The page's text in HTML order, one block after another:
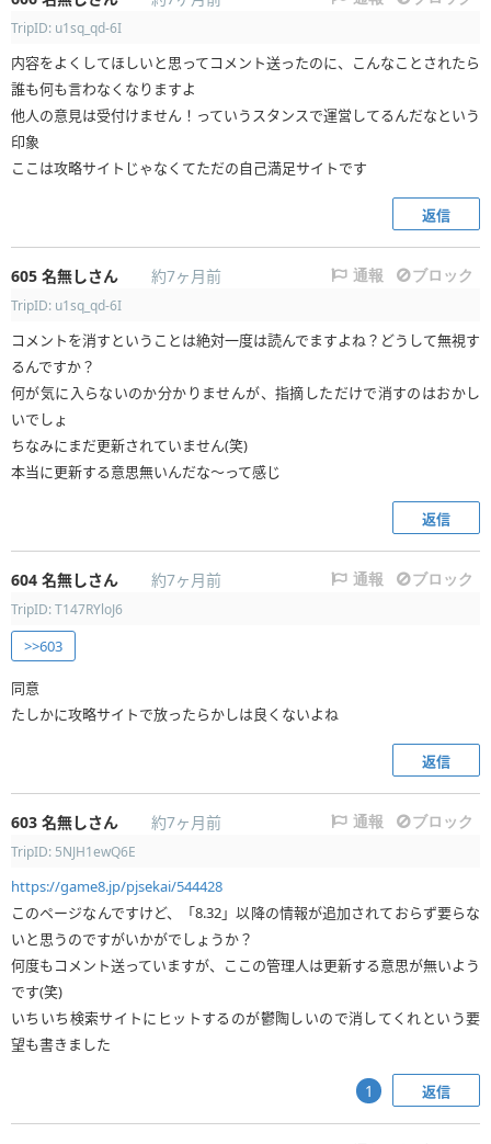
TripID: u1sq_qd-6I
内容をよくしてほしいと思ってコメント送ったのに、こんなことされたら
誰も何も言わなくなりますよ
他人の意見は受付けません！っていうスタンスで運営してるんだなという
印象
ここは攻略サイトじゃなくてただの自己満足サイトです
返信
605 名無しさん 約7ヶ月前 通報 ブロック
TripID: u1sq_qd-6I
コメントを消すということは絶対一度は読んでますよね？どうして無視す
るんですか？
何が気に入らないのか分かりませんが、指摘しただけで消すのはおかし
いでしょ
ちなみにまだ更新されていません(笑)
本当に更新する意思無いんだな～って感じ
返信
604 名無しさん 約7ヶ月前 通報 ブロック
TripID: T147RYloJ6
>>603
同意
たしかに攻略サイトで放ったらかしは良くないよね
返信
603 名無しさん 約7ヶ月前 通報 ブロック
TripID: 5NJH1ewQ6E
https://game8.jp/pjsekai/544428
このページなんですけど、「8.32」以降の情報が追加されておらず要らな
いと思うのですがいかがでしょうか？
何度もコメント送っていますが、ここの管理人は更新する意思が無いよう
です(笑)
いちいち検索サイトにヒットするのが鬱陶しいので消してくれという要
望も書きました
返信
1